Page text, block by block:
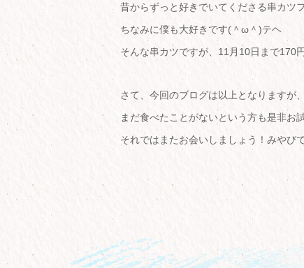
昔からずっと好きでいてくださる串カツ
ちなみに僕も大好きです(＾ω＾)テヘ
そんな串カツですが、11月10日まで170
さて、今回のブログは以上となりますが
まだ食べたことがないという方も是非お
それではまたお会いしましょう！みやび